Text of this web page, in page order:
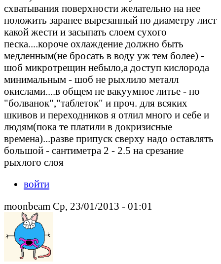
схватывания поверхности желательно на нее
положить заранее вырезанный по диаметру лист
какой жести и засыпать слоем сухого
песка....короче охлаждение должно быть
медленным(не бросать в воду уж тем более) -
шоб микротрещин небыло,а доступ кислорода
минимальным - шоб не рыхлило металл
окислами....в общем не вакуумное литье - но
"болванок","таблеток" и проч. для всяких
шкивов и переходников я отлил много и себе и
людям(пока те платили в докризисные
времена)...разве припуск сверху надо оставлять
большой - сантиметра 2 - 2.5 на срезание
рыхлого слоя
войти
moonbeam Ср, 23/01/2013 - 01:01